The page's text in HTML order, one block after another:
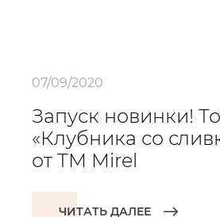
07/09/2020
Запуск новинки!
«Клубника со
от ТМ Mirel
ЧИТАТЬ ДАЛЕЕ